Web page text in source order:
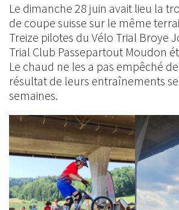
Le dimanche 28 juin avait lieu la
de coupe suisse sur le même
Treize pilotes du Vélo Trial Broye
Trial Club Passepartout Moudon
Le chaud ne les a pas empêché
résultat de leurs entraînements
semaines.